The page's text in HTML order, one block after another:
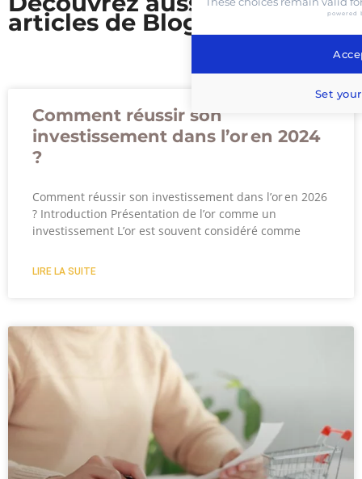
articles de Blog
Comment réussir son
investissement dans l’or en 2024
?
Comment réussir son investissement dans l’or en 2026
? Introduction Présentation de l’or comme un
investissement L’or est souvent considéré comme
LIRE LA SUITE
powered
Set